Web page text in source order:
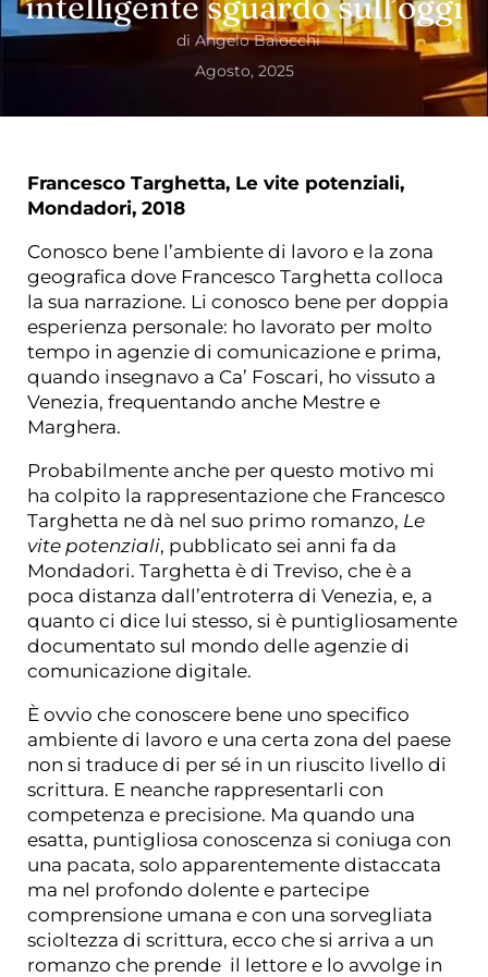
di Angelo Baiocchi
Agosto, 2025
Francesco Targhetta, Le vite potenziali,
Mondadori, 2018
Conosco bene l’ambiente di lavoro e la zona
geografica dove Francesco Targhetta colloca
la sua narrazione. Li conosco bene per doppia
esperienza personale: ho lavorato per molto
tempo in agenzie di comunicazione e prima,
quando insegnavo a Ca’ Foscari, ho vissuto a
Venezia, frequentando anche Mestre e
Marghera.
Probabilmente anche per questo motivo mi
ha colpito la rappresentazione che Francesco
Targhetta ne dà nel suo primo romanzo, Le
vite potenziali, pubblicato sei anni fa da
Mondadori. Targhetta è di Treviso, che è a
poca distanza dall’entroterra di Venezia, e, a
quanto ci dice lui stesso, si è puntigliosamente
documentato sul mondo delle agenzie di
comunicazione digitale.
È ovvio che conoscere bene uno specifico
ambiente di lavoro e una certa zona del paese
non si traduce di per sé in un riuscito livello di
scrittura. E neanche rappresentarli con
competenza e precisione. Ma quando una
esatta, puntigliosa conoscenza si coniuga con
una pacata, solo apparentemente distaccata
ma nel profondo dolente e partecipe
comprensione umana e con una sorvegliata
scioltezza di scrittura, ecco che si arriva a un
romanzo che prende il lettore e lo avvolge in